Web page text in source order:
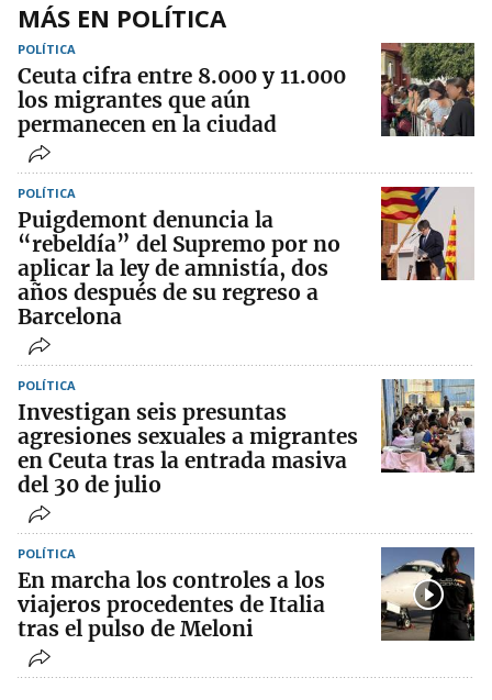
MÁS EN POLÍTICA
POLÍTICA
Ceuta cifra entre 8.000 y 11.000
los migrantes que aún
permanecen en la ciudad
POLÍTICA
Puigdemont denuncia la
“rebeldía” del Supremo por no
aplicar la ley de amnistía, dos
años después de su regreso a
Barcelona
POLÍTICA
Investigan seis presuntas
agresiones sexuales a migrantes
en Ceuta tras la entrada masiva
del 30 de julio
POLÍTICA
En marcha los controles a los
viajeros procedentes de Italia
tras el pulso de Meloni